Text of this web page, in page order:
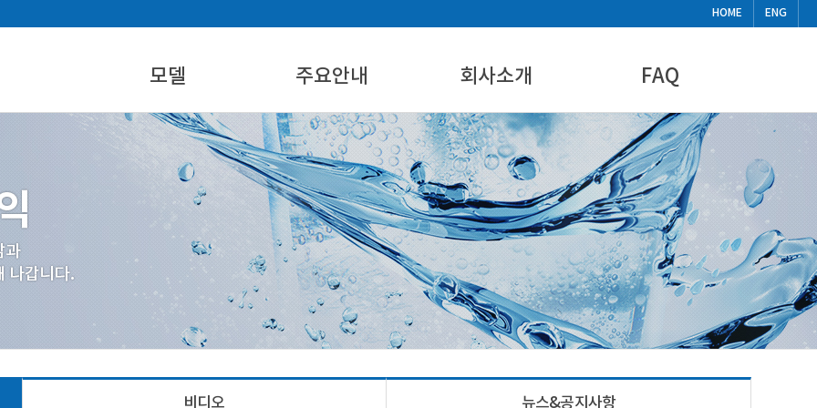
HOME ENG
모델
에어워터 제품
에어워터 시스템 개요
제품규격별 제원
주요안내
설치활용지역
물생성지수표
산업재산권
회사소개
CEO인사말
기업현황
찾아오시는길
FAQ
FAQ
비디오
뉴스&공지사항
비디오 뉴스&공지사항